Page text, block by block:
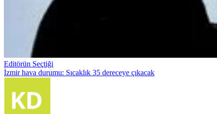
Editörün Seçtiği
İzmir hava durumu: Sıcaklık 35 dereceye çıkacak